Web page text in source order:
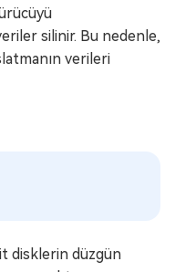
silinir. Bu nedenle,
verileri
disklerin düzgün